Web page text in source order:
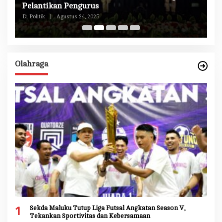
Pelantikan Pengurus
Di Politik Agustus 24, 2025
Olahraga
1
Sekda Maluku Tutup Liga Futsal Angkatan Season V,
Tekankan Sportivitas dan Kebersamaan